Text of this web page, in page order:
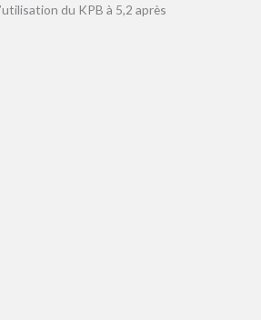
du KPB à 5,2 après